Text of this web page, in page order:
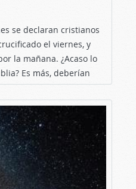
se declaran cristianos
el viernes, y
la mañana. ¿Acaso lo
Es más, deberían